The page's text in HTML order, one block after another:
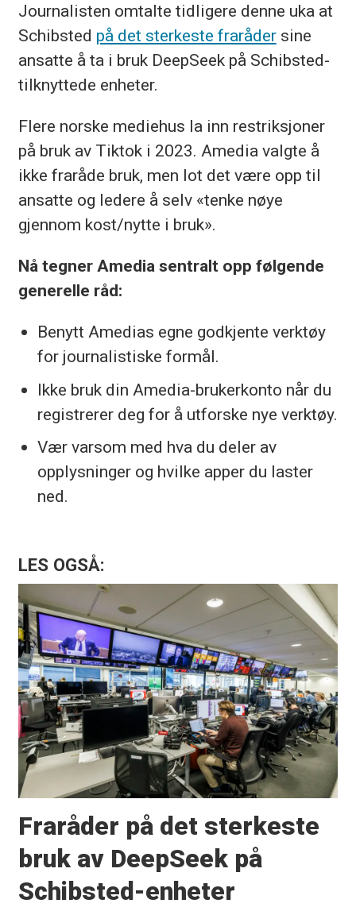
Journalisten omtalte tidligere denne uka at
Schibsted på det sterkeste frarådersine
ansatte å ta i bruk DeepSeek på Schibsted-
tilknyttede enheter.
Flere norske mediehus la inn restriksjoner
på bruk av Tiktok i 2023. Amedia valgte å
ikke fraråde bruk, men lot det være opp til
ansatte og ledere å selv «tenke nøye
gjennom kost/nytte i bruk».
Nå tegner Amedia sentralt opp følgende
generelle råd:
Benytt Amedias egne godkjente verktøy
for journalistiske formål.
Ikke bruk din Amedia-brukerkonto når du
registrerer deg for å utforske nye verktøy.
Vær varsom med hva du deler av
opplysninger og hvilke apper du laster
ned.
LES OGSÅ:
Fraråder på det sterkeste
bruk av DeepSeek på
Schibsted-enheter